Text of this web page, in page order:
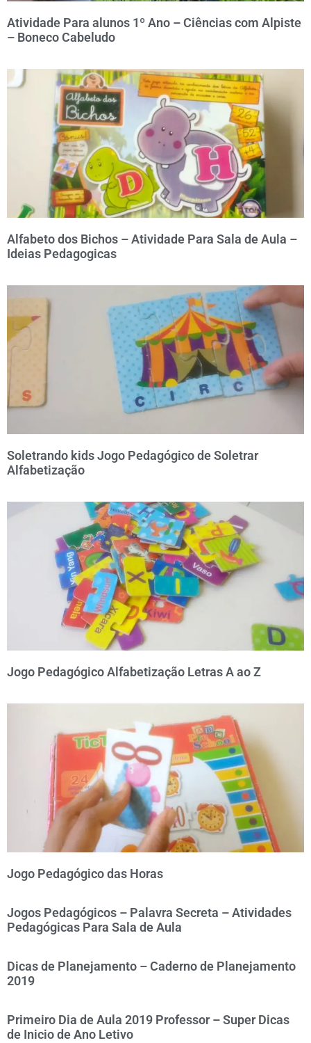
Atividade Para alunos 1º Ano – Ciências com Alpiste
– Boneco Cabeludo
Alfabeto dos Bichos – Atividade Para Sala de Aula –
Ideias Pedagogicas
Soletrando kids Jogo Pedagógico de Soletrar
Alfabetização
Jogo Pedagógico Alfabetização Letras A ao Z
Jogo Pedagógico das Horas
Jogos Pedagógicos – Palavra Secreta – Atividades
Pedagógicas Para Sala de Aula
Dicas de Planejamento – Caderno de Planejamento
2019
Primeiro Dia de Aula 2019 Professor – Super Dicas
de Inicio de Ano Letivo
ESTAMOS MIGRANDO PARA OUTRA
ABAIXO.
ACESSAR FOX EDU